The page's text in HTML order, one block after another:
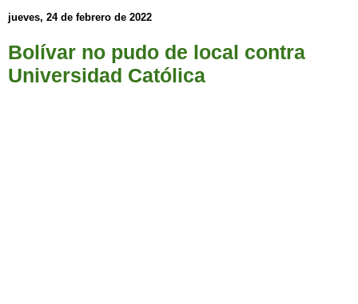
jueves, 24 de febrero de 2022
Bolívar no pudo de local contra
Universidad Católica